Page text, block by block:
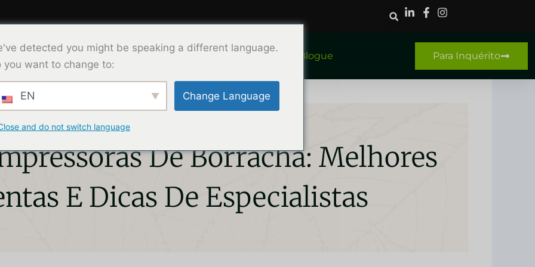
Solução Sobre Nós Contato Blogue Para Inquérito
De Borracha: Melhores
E Dicas De Especialistas
detected you might be speaking a different language.
you want to change to:
EN Change Language
and do not switch language